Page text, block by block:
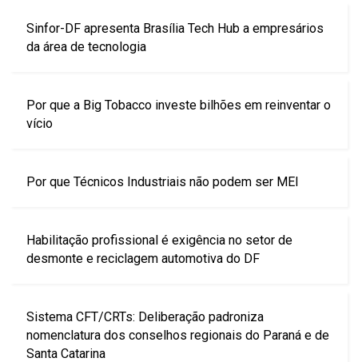
Sinfor-DF apresenta Brasília Tech Hub a empresários
da área de tecnologia
Por que a Big Tobacco investe bilhões em reinventar o
vício
Por que Técnicos Industriais não podem ser MEI
Habilitação profissional é exigência no setor de
desmonte e reciclagem automotiva do DF
Sistema CFT/CRTs: Deliberação padroniza
nomenclatura dos conselhos regionais do Paraná e de
Santa Catarina